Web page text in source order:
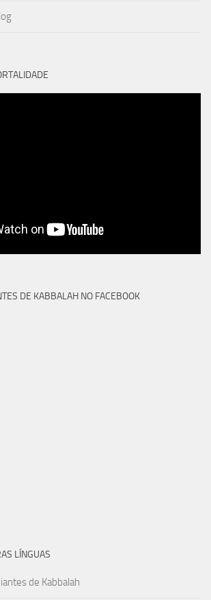
DE KABBALAH NO FACEBOOK
LÍNGUAS
de Kabbalah